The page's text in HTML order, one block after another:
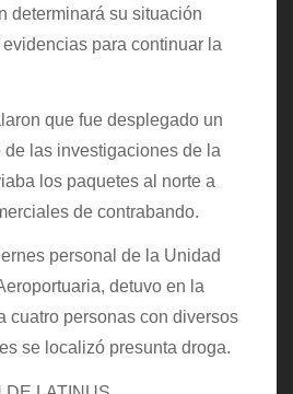
determinará su situación
para continuar la
que fue desplegado un
las investigaciones de la
los paquetes al norte a
de contrabando.
personal de la Unidad
detuvo en la
cuatro personas con diversos
se localizó presunta droga.